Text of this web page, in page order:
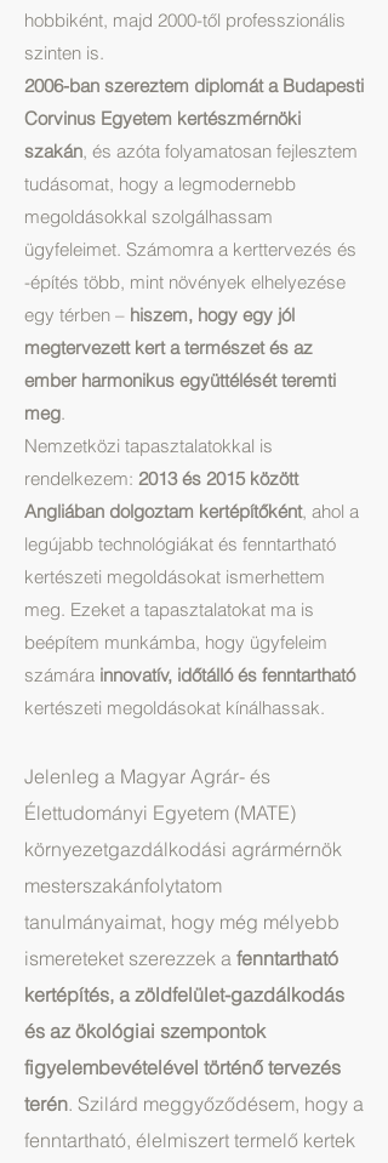
hobbiként, majd 2000-től professzionális
szinten is.
2006-ban szereztem diplomát a Budapesti
Corvinus Egyetem kertészmérnöki
szakán, és azóta folyamatosan fejlesztem
tudásomat, hogy a legmodernebb
megoldásokkal szolgálhassam
ügyfeleimet. Számomra a kerttervezés és
-építés több, mint növények elhelyezése
egy térben – hiszem, hogy egy jól
megtervezett kert a természet és az
ember harmonikus együttélését teremti
meg.
Nemzetközi tapasztalatokkal is
rendelkezem: 2013 és 2015 között
Angliában dolgoztam kertépítőként, ahol a
legújabb technológiákat és fenntartható
kertészeti megoldásokat ismerhettem
meg. Ezeket a tapasztalatokat ma is
beépítem munkámba, hogy ügyfeleim
számára innovatív, időtálló és fenntartható
kertészeti megoldásokat kínálhassak.
Jelenleg a Magyar Agrár- és
Élettudományi Egyetem (MATE)
környezetgazdálkodási agrármérnök
mesterszakánfolytatom
tanulmányaimat, hogy még mélyebb
ismereteket szerezzek a fenntartható
kertépítés, a zöldfelület-gazdálkodás
és az ökológiai szempontok
figyelembevételével történő tervezés
terén. Szilárd meggyőződésem, hogy a
fenntartható, élelmiszert termelő kertek